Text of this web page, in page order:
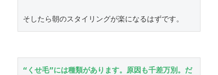
そしたら朝のスタイリングが楽になるはずです。
“くせ毛”には種類があります。原因も千差万別。だ